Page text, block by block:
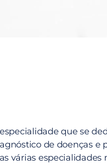
que se
de doenças e
várias especialidades